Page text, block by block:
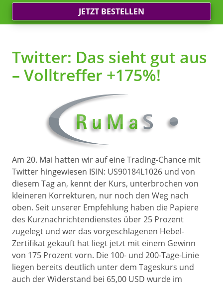
JETZT BESTELLEN
Twitter: Das sieht gut aus
– Volltreffer +175%!
Am 20. Mai hatten wir auf eine Trading-Chance mit
Twitter hingewiesen ISIN: US90184L1026 und von
diesem Tag an, kennt der Kurs, unterbrochen von
kleineren Korrekturen, nur noch den Weg nach
oben. Seit unserer Empfehlung haben die Papiere
des Kurznachrichtendienstes über 25 Prozent
zugelegt und wer das vorgeschlagenen Hebel-
Zertifikat gekauft hat liegt jetzt mit einem Gewinn
von 175 Prozent vorn. Die 100- und 200-Tage-Linie
liegen bereits deutlich unter dem Tageskurs und
auch der Widerstand bei 65,00 USD wurde im